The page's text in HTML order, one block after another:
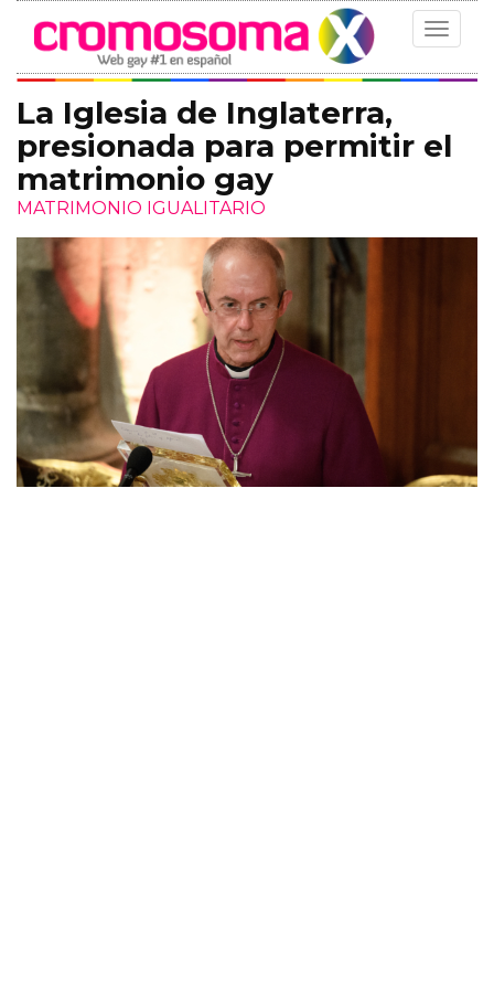
Toggle
La Iglesia de Inglaterra,
presionada para permitir el
matrimonio gay
MATRIMONIO IGUALITARIO